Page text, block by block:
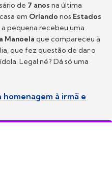
de 7 anos na última
em Orlando nos Estados
a pequena recebeu uma
Manoela que compareceu à
que fez questão de dar o
Legal né? Dá só uma
homenagem à irmã e